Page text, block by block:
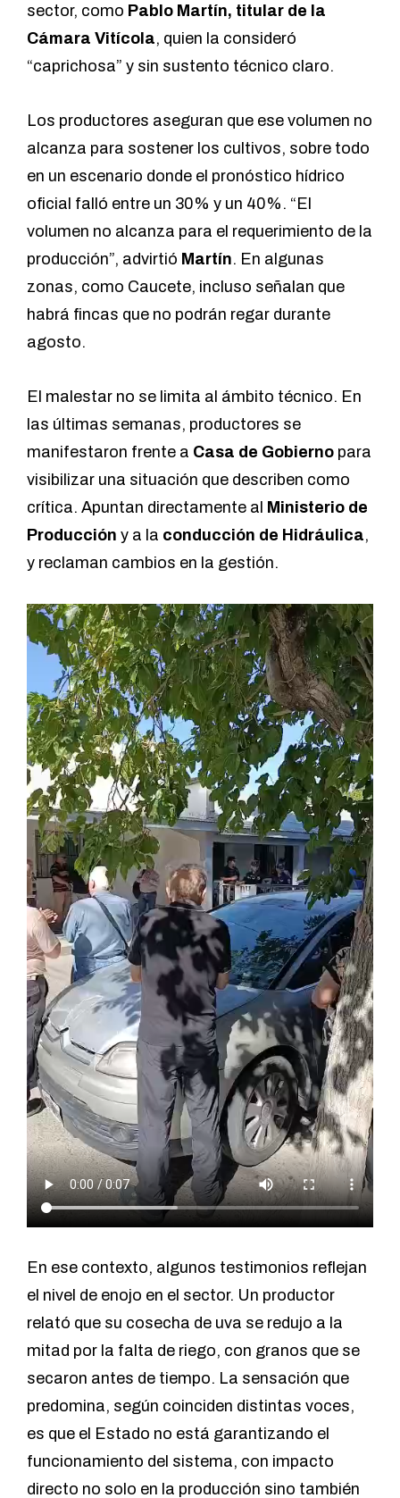
sector, como Pablo Martín, titular de la
Cámara Vitícola, quien la consideró
“caprichosa” y sin sustento técnico claro.
Los productores aseguran que ese volumen no
alcanza para sostener los cultivos, sobre todo
en un escenario donde el pronóstico hídrico
oficial falló entre un 30% y un 40%. “El
volumen no alcanza para el requerimiento de la
producción”, advirtió Martín. En algunas
zonas, como Caucete, incluso señalan que
habrá fincas que no podrán regar durante
agosto.
El malestar no se limita al ámbito técnico. En
las últimas semanas, productores se
manifestaron frente a Casa de Gobierno para
visibilizar una situación que describen como
crítica. Apuntan directamente al Ministerio de
Producción y a la conducción de Hidráulica,
y reclaman cambios en la gestión.
En ese contexto, algunos testimonios reflejan
el nivel de enojo en el sector. Un productor
relató que su cosecha de uva se redujo a la
mitad por la falta de riego, con granos que se
secaron antes de tiempo. La sensación que
predomina, según coinciden distintas voces,
es que el Estado no está garantizando el
funcionamiento del sistema, con impacto
directo no solo en la producción sino también